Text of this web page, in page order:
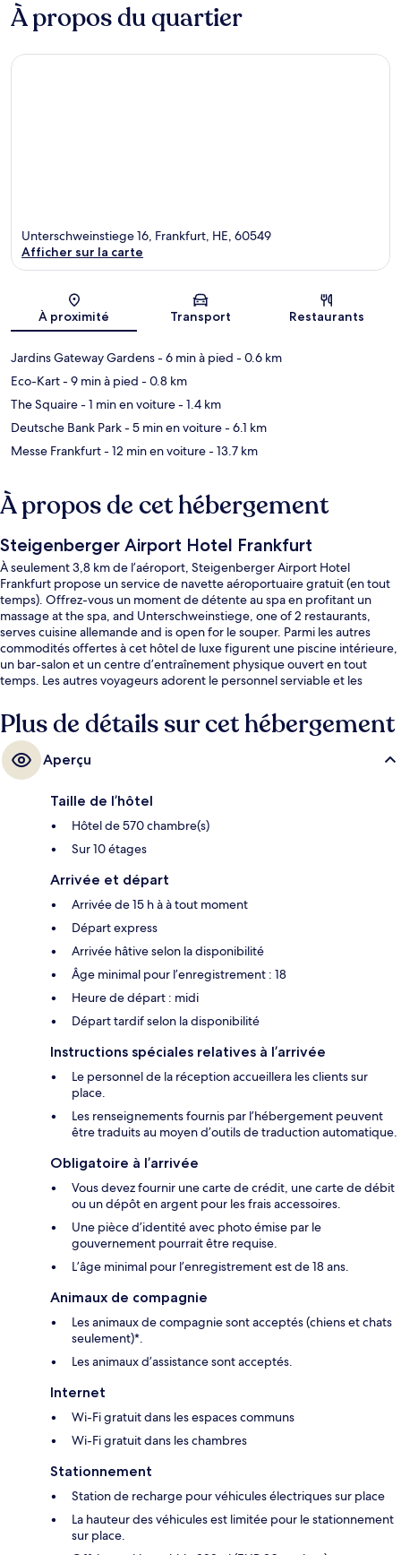
À propos du quartier
Carte
Unterschweinstiege 16, Frankfurt, HE, 60549
Afficher sur la carte
À proximité Transport Restaurants
Jardins Gateway Gardens- 6 min à pied - 0.6 km
Eco-Kart- 9 min à pied - 0.8 km
The Squaire- 1 min en voiture- 1.4 km
Deutsche Bank Park- 5 min en voiture- 6.1 km
Messe Frankfurt- 12 min en voiture- 13.7 km
À propos de cet hébergement
Steigenberger Airport Hotel Frankfurt
À seulement 3,8 km de l’aéroport, Steigenberger Airport Hotel
Frankfurt propose un service de navette aéroportuaire gratuit (en tout
temps). Offrez-vous un moment de détente au spa en profitant un
massage at the spa, and Unterschweinstiege, one of 2 restaurants,
serves cuisine allemande and is open for le souper. Parmi les autres
commodités offertes à cet hôtel de luxe figurent une piscine intérieure,
un bar-salon et un centre d’entraînement physique ouvert en tout
temps. Les autres voyageurs adorent le personnel serviable et les
Plus de détails sur cet hébergement
Aperçu
Taille de l’hôtel
Hôtel de 570 chambre(s)
Sur 10 étages
Arrivée et départ
Arrivée de 15 h à à tout moment
Départ express
Arrivée hâtive selon la disponibilité
Âge minimal pour l’enregistrement : 18
Heure de départ : midi
Départ tardif selon la disponibilité
Instructions spéciales relatives à l’arrivée
Le personnel de la réception accueillera les clients sur
place.
Les renseignements fournis par l’hébergement peuvent
être traduits au moyen d’outils de traduction automatique.
Obligatoire à l’arrivée
Vous devez fournir une carte de crédit, une carte de débit
ou un dépôt en argent pour les frais accessoires.
Une pièce d’identité avec photo émise par le
gouvernement pourrait être requise.
L’âge minimal pour l’enregistrement est de 18 ans.
Animaux de compagnie
Les animaux de compagnie sont acceptés (chiens et chats
seulement)*.
Les animaux d’assistance sont acceptés.
Internet
Wi-Fi gratuit dans les espaces communs
Wi-Fi gratuit dans les chambres
Stationnement
Station de recharge pour véhicules électriques sur place
La hauteur des véhicules est limitée pour le stationnement
sur place.